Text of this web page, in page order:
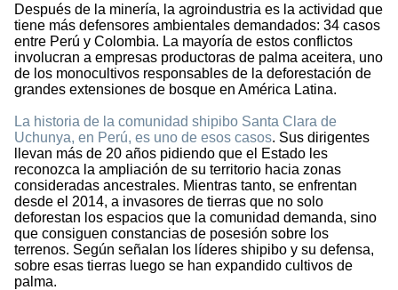
Después de la minería, la agroindustria es la actividad que
tiene más defensores ambientales demandados: 34 casos
entre Perú y Colombia. La mayoría de estos conflictos
involucran a empresas productoras de palma aceitera, uno
de los monocultivos responsables de la deforestación de
grandes extensiones de bosque en América Latina.
La historia de la comunidad shipibo Santa Clara de
Uchunya, en Perú, es uno de esos casos. Sus dirigentes
llevan más de 20 años pidiendo que el Estado les
reconozca la ampliación de su territorio hacia zonas
consideradas ancestrales. Mientras tanto, se enfrentan
desde el 2014, a invasores de tierras que no solo
deforestan los espacios que la comunidad demanda, sino
que consiguen constancias de posesión sobre los
terrenos. Según señalan los líderes shipibo y su defensa,
sobre esas tierras luego se han expandido cultivos de
palma.